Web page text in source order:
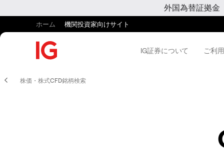
外国為替証拠金
ホーム 機関投資家向けサイト
IG証券について ご利
株価・株式CFD銘柄検索